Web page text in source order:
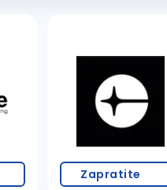
Zapratite